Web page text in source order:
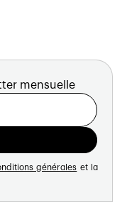
mensuelle
générales et la